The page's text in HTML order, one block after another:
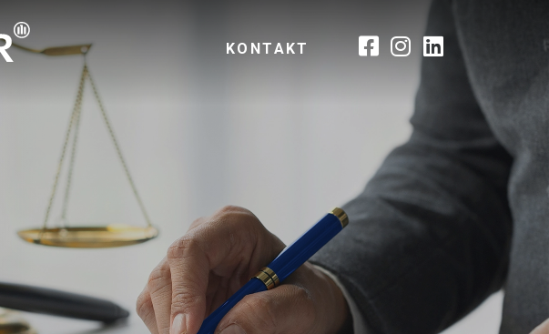
KONTAKT